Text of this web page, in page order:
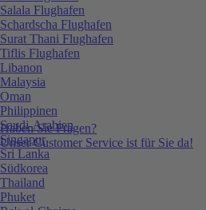
Haben Sie Fragen?
Unser Customer Service ist für Sie da!
Salala Flughafen
Schardscha Flughafen
Surat Thani Flughafen
Tiflis Flughafen
Libanon
Malaysia
Oman
Philippinen
Saudi-Arabien
Singapur
Sri Lanka
Südkorea
Thailand
Phuket